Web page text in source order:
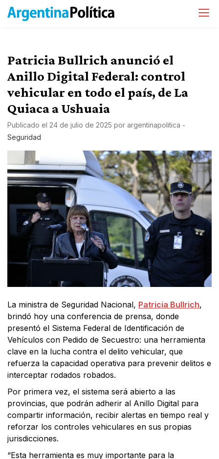
Patricia Bullrich anunció el
Anillo Digital Federal: control
vehicular en todo el país, de La
Quiaca a Ushuaia
Publicado el 24 de julio de 2025 por argentinapolitica -
Seguridad
La ministra de Seguridad Nacional, Patricia Bullrich,
brindó hoy una conferencia de prensa, donde
presentó el Sistema Federal de Identificación de
Vehículos con Pedido de Secuestro: una herramienta
clave en la lucha contra el delito vehicular, que
refuerza la capacidad operativa para prevenir delitos e
interceptar rodados robados.
Por primera vez, el sistema será abierto a las
provincias, que podrán adherir al Anillo Digital para
compartir información, recibir alertas en tiempo real y
reforzar los controles vehiculares en sus propias
jurisdicciones.
“Esta herramienta es muy importante para la